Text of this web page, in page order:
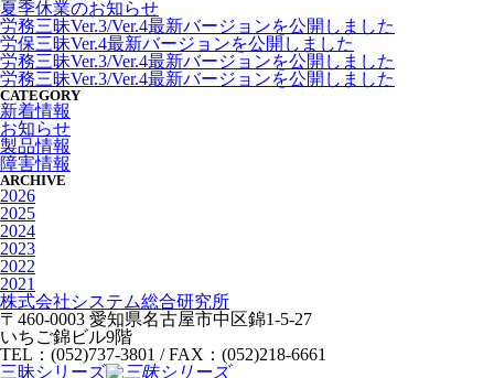
夏季休業のお知らせ
労務三昧Ver.3/Ver.4最新バージョンを公開しました
労保三昧Ver.4最新バージョンを公開しました
労務三昧Ver.3/Ver.4最新バージョンを公開しました
労務三昧Ver.3/Ver.4最新バージョンを公開しました
CATEGORY
新着情報
お知らせ
製品情報
障害情報
ARCHIVE
2026
2025
2024
2023
2022
2021
株式会社システム総合研究所
〒460-0003 愛知県名古屋市中区錦1-5-27
いちご錦ビル9階
TEL：(052)737-3801 / FAX：(052)218-6661
三昧シリーズ